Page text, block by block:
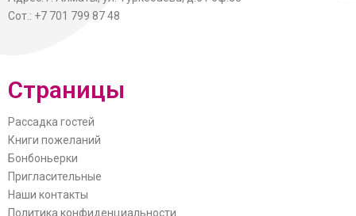
Сот.: +7 701 799 87 48
Страницы
Рассадка гостей
Книги пожеланий
Бонбоньерки
Пригласительные
Наши контакты
Политика конфиденциальности